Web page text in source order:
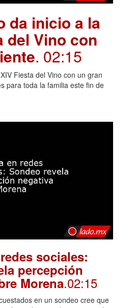
da inicio a la
del Vino con
. 02:15
Fiesta del Vino con un gran
para toda la familia este fin de
sociales:
percepción
Morena.02:15
en un sondeo cree que